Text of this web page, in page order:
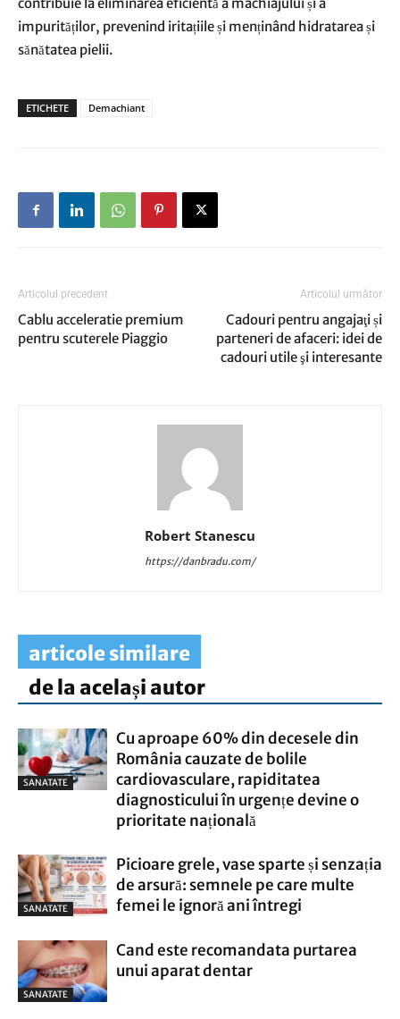
impurităților, prevenind iritațiile și menținând hidratarea și
sănătatea pielii.
ETICHETE Demachiant
Articolul precedent
Cablu acceleratie premium
pentru scuterele Piaggio
Articolul următor
Cadouri pentru angajaţi și
parteneri de afaceri: idei de
cadouri utile şi interesante
Robert Stanescu
https://danbradu.com/
articole similare
de la același autor
SANATATE
Cu aproape 60% din decesele din
România cauzate de bolile
cardiovasculare, rapiditatea
diagnosticului în urgențe devine o
prioritate națională
SANATATE
Picioare grele, vase sparte și senzația
de arsură: semnele pe care multe
femei le ignoră ani întregi
SANATATE
Cand este recomandata purtarea
unui aparat dentar